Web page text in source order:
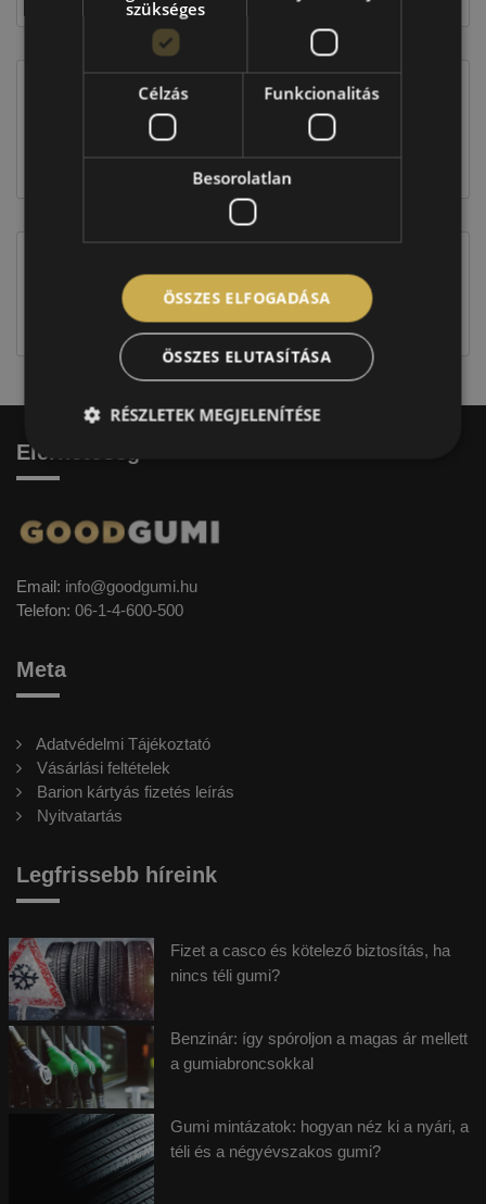
EU-s abroncscímke
Figyelem a feltüntetett címke adatok tájékoztató
jellegűek. Előfordulhat, hogy még a korábbi EU-s
címkével ellátott abroncs kerül kiszállításra.
Elérhetőség
Email: info@goodgumi.hu
Telefon: 06-1-4-600-500
Meta
Adatvédelmi Tájékoztató
Vásárlási feltételek
Barion kártyás fizetés leírás
Nyitvatartás
Legfrissebb híreink
Fizet a casco és kötelező biztosítás, ha
nincs téli gumi?
Benzinár: így spóroljon a magas ár mellett
a gumiabroncsokkal
Gumi mintázatok: hogyan néz ki a nyári, a
téli és a négyévszakos gumi?
szükséges
Célzás Funkcionalitás
Besorolatlan
ÖSSZES ELFOGADÁSA
ÖSSZES ELUTASÍTÁSA
RÉSZLETEK MEGJELENÍTÉSE